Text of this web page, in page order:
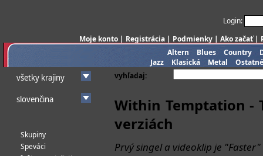
Login:
Moje konto | Registrácia | Podmienky | Ako začať|
Altern
Blues Country
Jazz
Klasická Metal
Ostatné
vyhľadaj:
všetky krajiny
slovenčina
Skupiny
Speváci
Within Temptation -
verziách
Prvý singel a videoklip je "Faster"